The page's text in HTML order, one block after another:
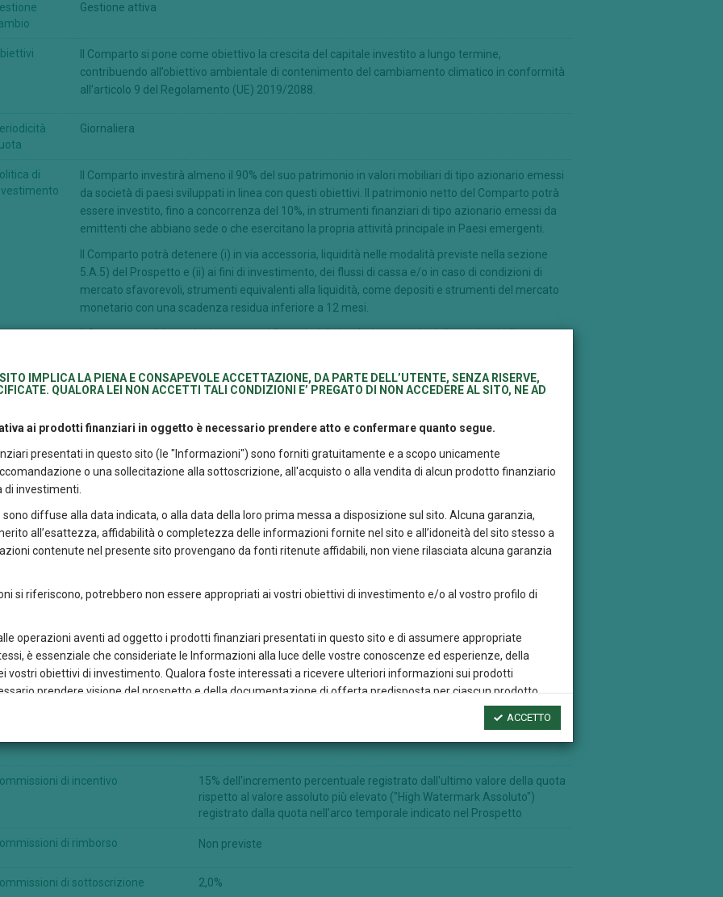
Gestione attiva
Il Comparto si pone come obiettivo la crescita del capitale investito a lungo termine,
contribuendo all’obiettivo ambientale di contenimento del cambiamento climatico in conformità
all'articolo 9 del Regolamento (UE) 2019/2088.
Giornaliera
di
Il Comparto investirà almeno il 90% del suo patrimonio in valori mobiliari di tipo azionario emessi
da società di paesi sviluppati in linea con questi obiettivi. Il patrimonio netto del Comparto potrà
essere investito, fino a concorrenza del 10%, in strumenti finanziari di tipo azionario emessi da
emittenti che abbiano sede o che esercitano la propria attività principale in Paesi emergenti.
Il Comparto potrà detenere (i) in via accessoria, liquidità nelle modalità previste nella sezione
5.A.5) del Prospetto e (ii) ai fini di investimento, dei flussi di cassa e/o in caso di condizioni di
mercato sfavorevoli, strumenti equivalenti alla liquidità, come depositi e strumenti del mercato
monetario con una scadenza residua inferiore a 12 mesi.
Il Comparto può investire in strumenti finanziari derivati e in operazioni di prestito titoli non
di
Sicav
e spese
di incentivo
15% dell'incremento percentuale registrato dall'ultimo valore della quota
rispetto al valore assoluto più elevato ("High Watermark Assoluto")
registrato dalla quota nell'arco temporale indicato nel Prospetto
di rimborso Non previste
di sottoscrizione 2,0%
IMPLICA LA PIENA E CONSAPEVOLE ACCETTAZIONE, DA PARTE DELL’UTENTE, SENZA RISERVE,
QUALORA LEI NON ACCETTI TALI CONDIZIONI E’ PREGATO DI NON ACCEDERE AL SITO, NE AD
ai prodotti finanziari in oggetto è necessario prendere atto e confermare quanto segue.
presentati in questo sito (le "Informazioni") sono forniti gratuitamente e a scopo unicamente
o una sollecitazione alla sottoscrizione, all'acquisto o alla vendita di alcun prodotto finanziario
investimenti.
diffuse alla data indicata, o alla data della loro prima messa a disposizione sul sito. Alcuna garanzia,
all’esattezza, affidabilità o completezza delle informazioni fornite nel sito e all’idoneità del sito stesso a
contenute nel presente sito provengano da fonti ritenute affidabili, non viene rilasciata alcuna garanzia
si riferiscono, potrebbero non essere appropriati ai vostri obiettivi di investimento e/o al vostro profilo di
operazioni aventi ad oggetto i prodotti finanziari presentati in questo sito e di assumere appropriate
è essenziale che consideriate le Informazioni alla luce delle vostre conoscenze ed esperienze, della
vostri obiettivi di investimento. Qualora foste interessati a ricevere ulteriori informazioni sui prodotti
prendere visione del prospetto e della documentazione di offerta predisposta per ciascun prodotto
di un consulente finanziario di fiducia.
sul fatto che le performance realizzate in passato non sono indicative dei risultati futuri, né costituiscono una
può apprezzarsi o deprezzarsi in funzione delle fluttuazioni di mercato e della variazione del tasso di
ad uso esclusivo del visitatore del sito ed è vietato copiare, trasferire, trascrivere, distribuire o riprodurre
le Informazioni, così come creare un link a questo sito senza il preventivo assenso di Credem
tramite un link a tali siti. Qualora in questo sito vi siano link a qualsiasi sito web esterno, quest’ultimo non deve
ACCETTO